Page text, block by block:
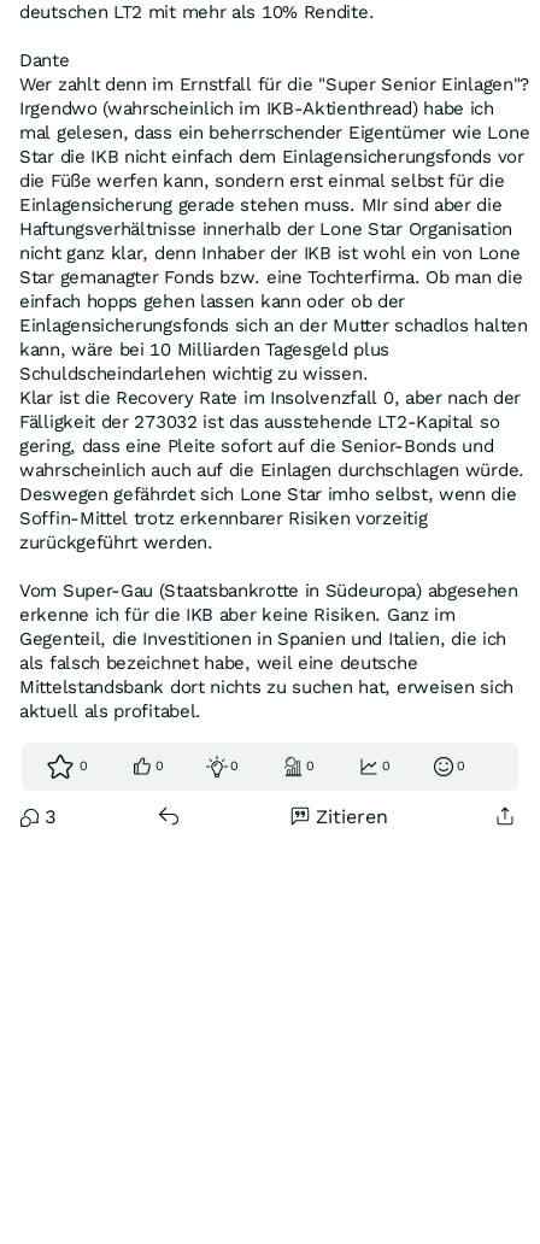
deutschen LT2 mit mehr als 10% Rendite.
Dante
Wer zahlt denn im Ernstfall für die "Super Senior Einlagen"?
Irgendwo (wahrscheinlich im IKB-Aktienthread) habe ich
mal gelesen, dass ein beherrschender Eigentümer wie Lone
Star die IKB nicht einfach dem Einlagensicherungsfonds vor
die Füße werfen kann, sondern erst einmal selbst für die
Einlagensicherung gerade stehen muss. MIr sind aber die
Haftungsverhältnisse innerhalb der Lone Star Organisation
nicht ganz klar, denn Inhaber der IKB ist wohl ein von Lone
Star gemanagter Fonds bzw. eine Tochterfirma. Ob man die
einfach hopps gehen lassen kann oder ob der
Einlagensicherungsfonds sich an der Mutter schadlos halten
kann, wäre bei 10 Milliarden Tagesgeld plus
Schuldscheindarlehen wichtig zu wissen.
Klar ist die Recovery Rate im Insolvenzfall 0, aber nach der
Fälligkeit der 273032 ist das ausstehende LT2-Kapital so
gering, dass eine Pleite sofort auf die Senior-Bonds und
wahrscheinlich auch auf die Einlagen durchschlagen würde.
Deswegen gefährdet sich Lone Star imho selbst, wenn die
Soffin-Mittel trotz erkennbarer Risiken vorzeitig
zurückgeführt werden.
Vom Super-Gau (Staatsbankrotte in Südeuropa) abgesehen
erkenne ich für die IKB aber keine Risiken. Ganz im
Gegenteil, die Investitionen in Spanien und Italien, die ich
als falsch bezeichnet habe, weil eine deutsche
Mittelstandsbank dort nichts zu suchen hat, erweisen sich
aktuell als profitabel.
0 0 0 0 0 0
3 Zitieren